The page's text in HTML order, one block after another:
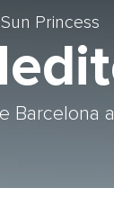
Princess
Barcelona